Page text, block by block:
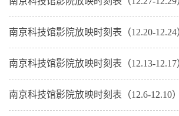
南京科技馆影院放映时刻表（12.20-12.24
南京科技馆影院放映时刻表（12.13-12.17
南京科技馆影院放映时刻表（12.6-12.10）